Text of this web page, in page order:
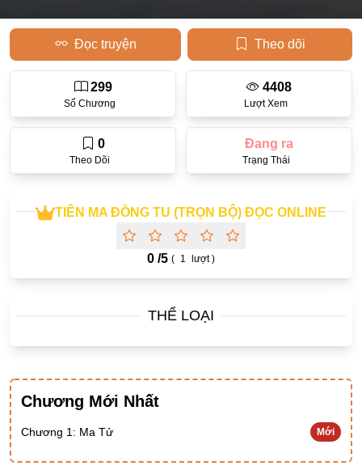
Học Đường
Thanh Xuân Vườn Trường
Cưới Trước Yêu Sau
Không CP
Hành Động
Gương Vỡ Lại Lành
Showbiz
Ngược Nữ
Ngược Nam
Tiên Hiệp
Khác
Niên Đại
TIÊN MA ĐỒNG TU (TRỌN BỘ) ĐỌC ONLINE
0 /5 ( 1 lượt )
Số Chương
299
Lượt Xem
4408
Theo Dõi
0
Trạng Thái
Đang ra
THỂ LOẠI
Đọc truyện Theo dõi
Chương Mới Nhất
Chương 1: Ma Tử Mới